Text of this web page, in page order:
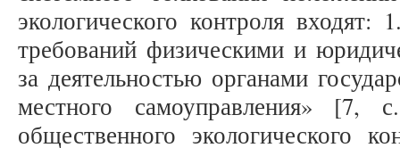
экологического контроля
требований физическими и
за деятельностью органами
местного самоуправления»
общественного экологического